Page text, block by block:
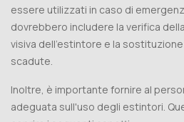
essere utilizzati in caso di
dovrebbero includere la verifica
visiva dell'estintore e la
scadute.
Inoltre, è importante fornire al
adeguata sull'uso degli estintori.